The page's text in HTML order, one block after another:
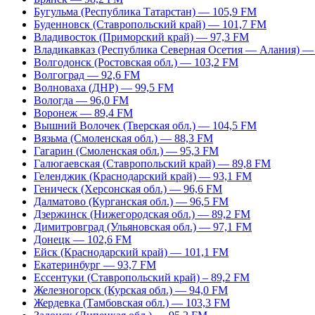
Бугульма (Республика Татарстан) — 105,9 FM
Буденновск (Ставропольский край) — 101,7 FM
Владивосток (Приморский край) — 97,3 FM
Владикавказ (Республика Северная Осетия — Алания)
Волгодонск (Ростовская обл.) — 103,2 FM
Волгоград — 92,6 FM
Волноваха (ДНР) — 99,5 FM
Вологда — 96,0 FM
Воронеж — 89,4 FM
Вышний Волочек (Тверская обл.) — 104,5 FM
Вязьма (Смоленская обл.) — 88,3 FM
Гагарин (Смоленская обл.) — 95,3 FM
Галюгаевская (Ставропольский край) — 89,8 FM
Геленджик (Краснодарский край) — 93,1 FM
Геническ (Херсонская обл.) — 96,6 FM
Далматово (Курганская обл.) — 96,5 FM
Дзержинск (Нижегородская обл.) — 89,2 FM
Димитровград (Ульяновская обл.) — 97,1 FM
Донецк — 102,6 FM
Ейск (Краснодарский край) — 101,1 FM
Екатеринбург — 93,7 FM
Ессентуки (Ставропольский край) – 89,2 FM
Железногорск (Курская обл.) — 94,0 FM
Жердевка (Тамбовская обл.) — 103,3 FM